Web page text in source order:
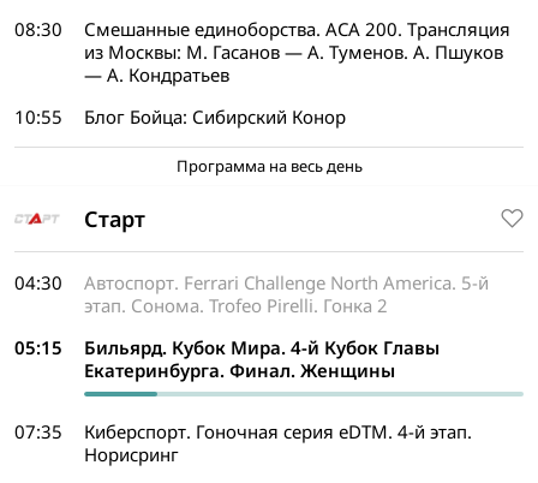
08:30
Смешанные единоборства. ACA 200. Трансляция
из Москвы: М. Гасанов — А. Туменов. А. Пшуков
— А. Кондратьев
10:55
Блог Бойца: Сибирский Конор
Программа на весь день
Старт
04:30
Автоспорт. Ferrari Challenge North America. 5-й
этап. Сонома. Trofeo Pirelli. Гонка 2
05:15
Бильярд. Кубок Мира. 4-й Кубок Главы
Екатеринбурга. Финал. Женщины
07:35
Киберспорт. Гоночная серия eDTM. 4-й этап.
Норисринг